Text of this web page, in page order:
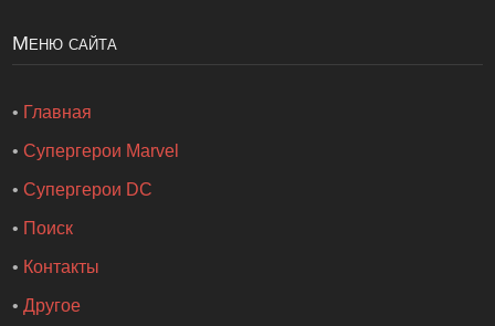
Меню сайта
• Главная
•Супергерои Marvel
•Супергерои DC
• Поиск
• Контакты
•Другое